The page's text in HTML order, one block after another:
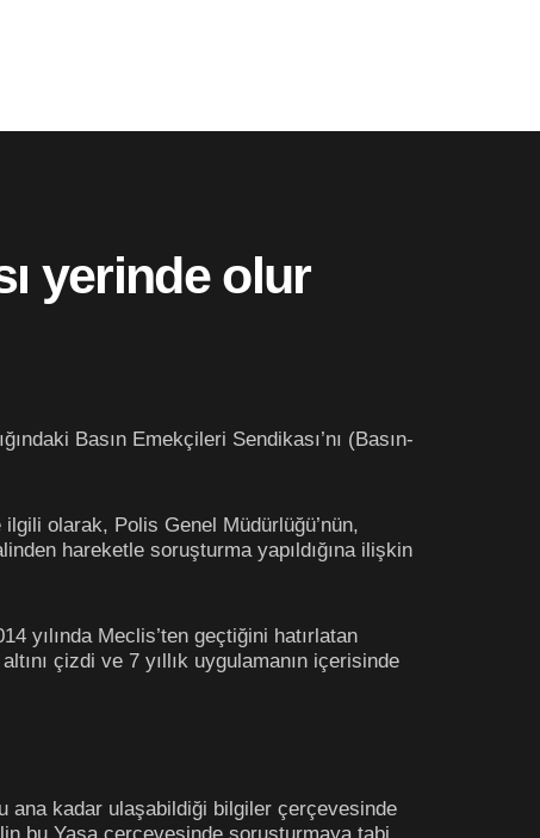
yerinde olur
Basın Emekçileri Sendikası’nı (Basın-
olarak, Polis Genel Müdürlüğü’nün,
hareketle soruşturma yapıldığına ilişkin
yılında Meclis’ten geçtiğini hatırlatan
çizdi ve 7 yıllık uygulamanın içerisinde
ana kadar ulaşabildiği bilgiler çerçevesinde
bu Yasa çerçevesinde soruşturmaya tabi